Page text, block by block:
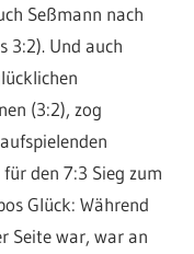
Seßmann nach
3:2). Und auch
(3:2), zog
den 7:3 Sieg zum
Glück: Während
Seite war, war an